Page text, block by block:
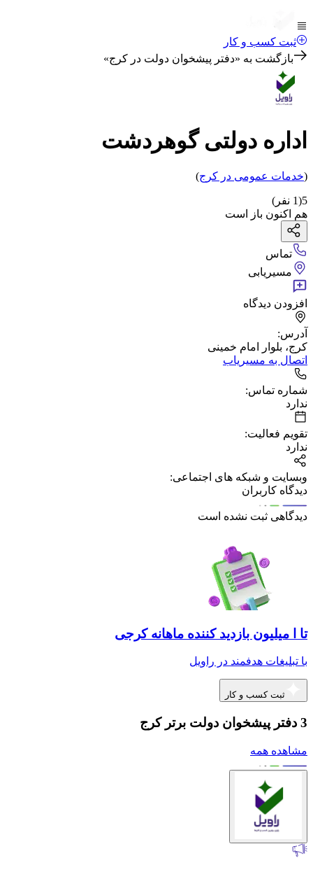
ثبت کسب و کار
بازگشت به «دفتر پیشخوان دولت در کرج»
اداره دولتی گوهردشت
(خدمات عمومی در کرج)
5
(
1 نفر)
هم اکنون باز است
تماس
مسیریابی
افزودن دیدگاه
آدرس:
کرج، بلوار امام خمینی
اتصال به مسیریاب
شماره تماس:
ندارد
تقویم فعالیت:
ندارد
وبسایت و شبکه های اجتماعی:
دیدگاه کاربران
دیدگاهی ثبت نشده است
تا ا میلیون بازدید کننده ماهانه کرجی
با تبلیغات هدفمند در راویل
ثبت کسب و کار
3 دفتر پیشخوان دولت برتر کرج
مشاهده همه